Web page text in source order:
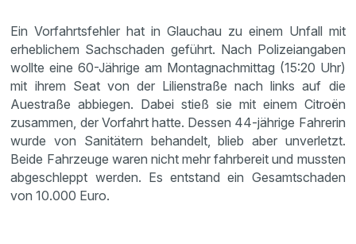
Ein Vorfahrtsfehler hat in Glauchau zu einem Unfall mit
erheblichem Sachschaden geführt. Nach Polizeiangaben
wollte eine 60-Jährige am Montagnachmittag (15:20 Uhr)
mit ihrem Seat von der Lilienstraße nach links auf die
Auestraße abbiegen. Dabei stieß sie mit einem Citroën
zusammen, der Vorfahrt hatte. Dessen 44-jährige Fahrerin
wurde von Sanitätern behandelt, blieb aber unverletzt.
Beide Fahrzeuge waren nicht mehr fahrbereit und mussten
abgeschleppt werden. Es entstand ein Gesamtschaden
von 10.000 Euro.